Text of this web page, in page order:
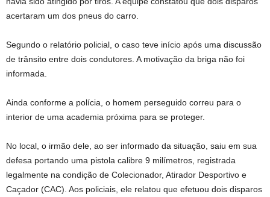
acertaram um dos pneus do carro.
Segundo o relatório policial, o caso teve início após uma discussão
de trânsito entre dois condutores. A motivação da briga não foi
informada.
Ainda conforme a polícia, o homem perseguido correu para o
interior de uma academia próxima para se proteger.
No local, o irmão dele, ao ser informado da situação, saiu em sua
defesa portando uma pistola calibre 9 milímetros, registrada
legalmente na condição de Colecionador, Atirador Desportivo e
Caçador (CAC). Aos policiais, ele relatou que efetuou dois disparos